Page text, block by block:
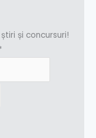
și concursuri!